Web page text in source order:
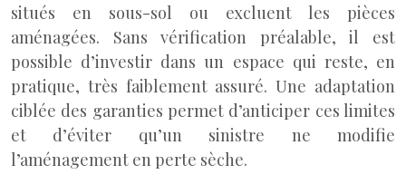
situés en sous-sol ou excluent les pièces
aménagées. Sans vérification préalable, il est
possible d’investir dans un espace qui reste, en
pratique, très faiblement assuré. Une adaptation
ciblée des garanties permet d’anticiper ces limites
et d’éviter qu’un sinistre ne modifie
l’aménagement en perte sèche.